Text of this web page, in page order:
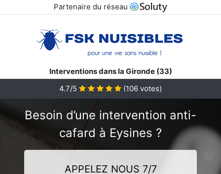
Partenaire du réseau
Interventions dans la Gironde (33)
4.7/5
(106 votes)
Besoin d’une intervention anti-
cafard à Eysines ?
APPELEZ NOUS 7/7